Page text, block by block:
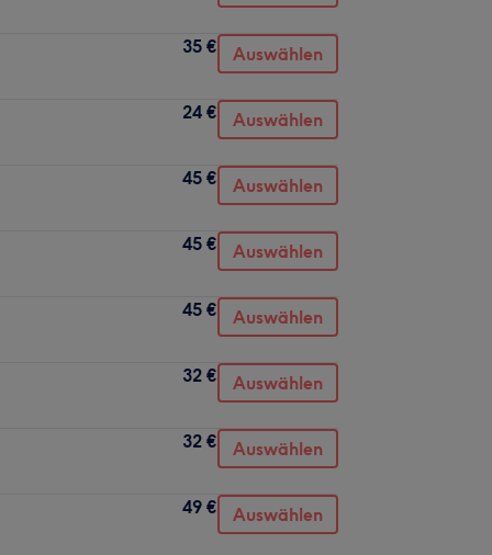
35 € Auswählen
24 € Auswählen
45 € Auswählen
45 € Auswählen
45 € Auswählen
32 € Auswählen
32 € Auswählen
49 € Auswählen